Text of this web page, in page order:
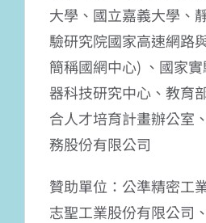
大學、國立嘉義大學、
驗研究院國家高速網路
簡稱國網中心) 、國家
器科技研究中心、教育
合人才培育計畫辦公室
務股份有限公司
贊助單位：公準精密工
志聖工業股份有限公司